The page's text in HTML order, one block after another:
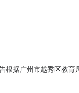
据广州市越秀区教育